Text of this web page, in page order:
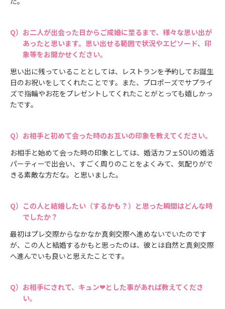
お二人が出会った日からご成婚に至るまで、様々な思い出が
あったと思います。思い出せる範囲で状況やエピソード、印
象等をお聞かせください。
思い出に残っていることとしては、レストランを予約してお誕生
日のお祝いをしてくれたことです。また、プロポーズでサプライ
ズで指輪やお花をプレゼントしてくれたことがとっても嬉しかっ
たです。
お相手と初めて会った時のお互いの印象を教えてください。
お相手と始めて会った時の印象としては、婚活カフェSOUの婚活
パーティーで出会い、すごく周りのことをよくみて、気配りがで
きる素敵な方だな。と思いました。
この人と結婚したい（するかも？）と思った瞬間はどんな時
でしたか？
最初はプレ交際からなかなか真剣交際へ進めないでいたのです
が、この人と結婚するかもと思ったのは、彼とは自然と真剣交際
へ進んでいも良いと思えたことです。
お相手にされて、キュン❤とした事があれば教えてくださ
い。